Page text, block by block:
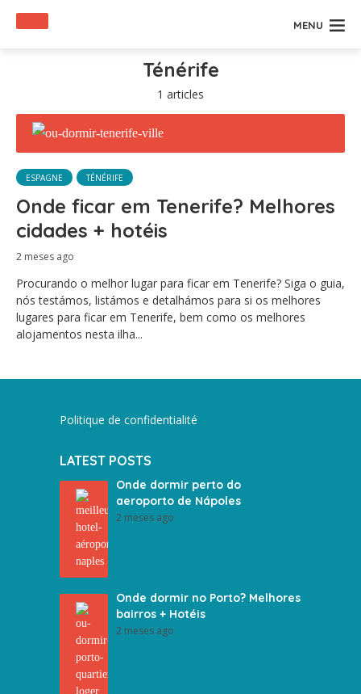
MENU
Ténérife
1 articles
ESPAGNE TÉNÉRIFE
Onde ficar em Tenerife? Melhores
cidades + hotéis
2 meses ago
Procurando o melhor lugar para ficar em Tenerife? Siga o guia,
nós testámos, listámos e detalhámos para si os melhores
lugares para ficar em Tenerife, bem como os melhores
alojamentos nesta ilha...
Politique de confidentialité
LATEST POSTS
Onde dormir perto do
aeroporto de Nápoles
2 meses ago
Onde dormir no Porto? Melhores
bairros + Hotéis
2 meses ago